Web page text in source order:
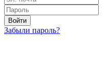
Войти
Забыли пароль?